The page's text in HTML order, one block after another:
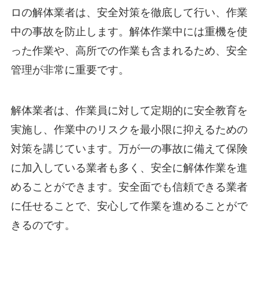
ロの解体業者は、安全対策を徹底して行い、作業
中の事故を防止します。解体作業中には重機を使
った作業や、高所での作業も含まれるため、安全
管理が非常に重要です。
解体業者は、作業員に対して定期的に安全教育を
実施し、作業中のリスクを最小限に抑えるための
対策を講じています。万が一の事故に備えて保険
に加入している業者も多く、安全に解体作業を進
めることができます。安全面でも信頼できる業者
に任せることで、安心して作業を進めることがで
きるのです。